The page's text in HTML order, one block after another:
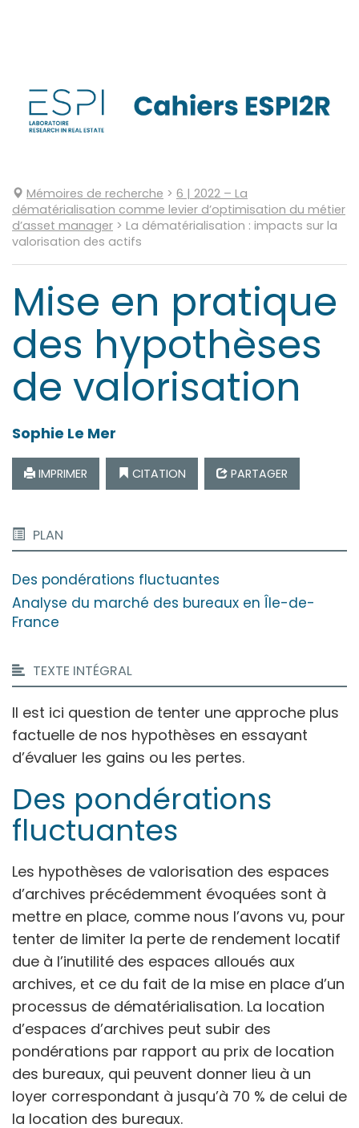
contenu
Mémoires de recherche > 6 | 2022 – La
dématérialisation comme levier d’optimisation du métier
d’asset manager > La dématérialisation : impacts sur la
valorisation des actifs
Mise en pratique
des hypothèses
de valorisation
Sophie Le Mer
IMPRIMER CITATION PARTAGER
PLAN
Des pondérations fluctuantes
Analyse du marché des bureaux en Île-de-
France
TEXTE INTÉGRAL
Il est ici question de tenter une approche plus
factuelle de nos hypothèses en essayant
d’évaluer les gains ou les pertes.
Des pondérations
fluctuantes
Les hypothèses de valorisation des espaces
d’archives précédemment évoquées sont à
mettre en place, comme nous l’avons vu, pour
tenter de limiter la perte de rendement locatif
due à l’inutilité des espaces alloués aux
archives, et ce du fait de la mise en place d’un
processus de dématérialisation. La location
d’espaces d’archives peut subir des
pondérations par rapport au prix de location
des bureaux, qui peuvent donner lieu à un
loyer correspondant à jusqu’à 70 % de celui de
la location des bureaux.